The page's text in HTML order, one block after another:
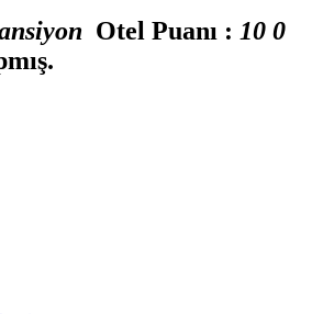
Otel Puanı : 10 0